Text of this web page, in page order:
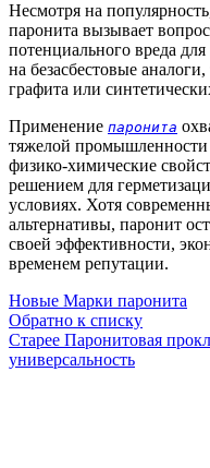
Несмотря на
паронита вызывает
потенциального вреда
на безасбестовые
графита или
Применение паронита
тяжелой
физико-химические
решением для
условиях. Хотя
альтернативы, паронит
своей эффективности,
временем репутации.
Новые Марки паронита
Обратно к списку
Старее Паронитовая
универсальность